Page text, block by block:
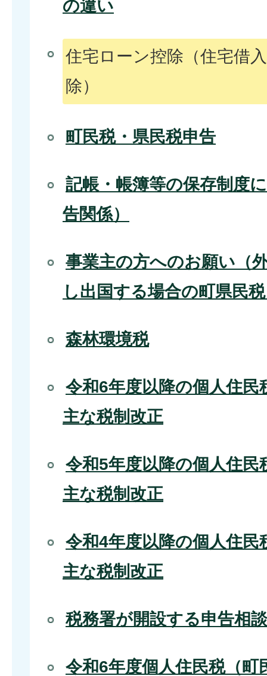
の違い
住宅ローン控除（住宅借
除）
町民税・県民税申告
記帳・帳簿等の保存制度
告関係）
事業主の方へのお願い（
し出国する場合の町県民
森林環境税
令和6年度以降の個人住
主な税制改正
令和5年度以降の個人住
主な税制改正
令和4年度以降の個人住
主な税制改正
税務署が開設する申告相
令和6年度個人住民税（町